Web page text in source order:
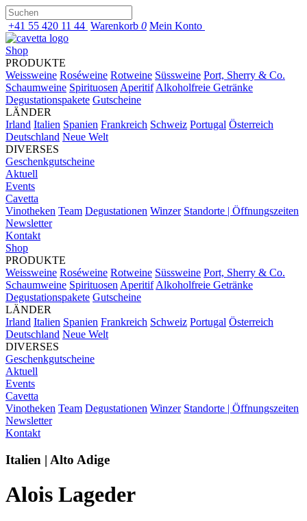
+41 55 420 11 44 Warenkorb 0 Mein Konto
Shop
PRODUKTE
Weissweine Roséweine Rotweine Süssweine Port, Sherry & Co.
Schaumweine Spirituosen Aperitif Alkoholfreie Getränke
Degustationspakete Gutscheine
LÄNDER
Irland Italien Spanien Frankreich Schweiz Portugal Österreich
Deutschland Neue Welt
DIVERSES
Geschenkgutscheine
Aktuell
Events
Cavetta
Vinotheken Team Degustationen Winzer Standorte | Öffnungszeiten
Newsletter
Kontakt
Shop
PRODUKTE
Weissweine Roséweine Rotweine Süssweine Port, Sherry & Co.
Schaumweine Spirituosen Aperitif Alkoholfreie Getränke
Degustationspakete Gutscheine
LÄNDER
Irland Italien Spanien Frankreich Schweiz Portugal Österreich
Deutschland Neue Welt
DIVERSES
Geschenkgutscheine
Aktuell
Events
Cavetta
Vinotheken Team Degustationen Winzer Standorte | Öffnungszeiten
Newsletter
Kontakt
Italien | Alto Adige
Alois Lageder